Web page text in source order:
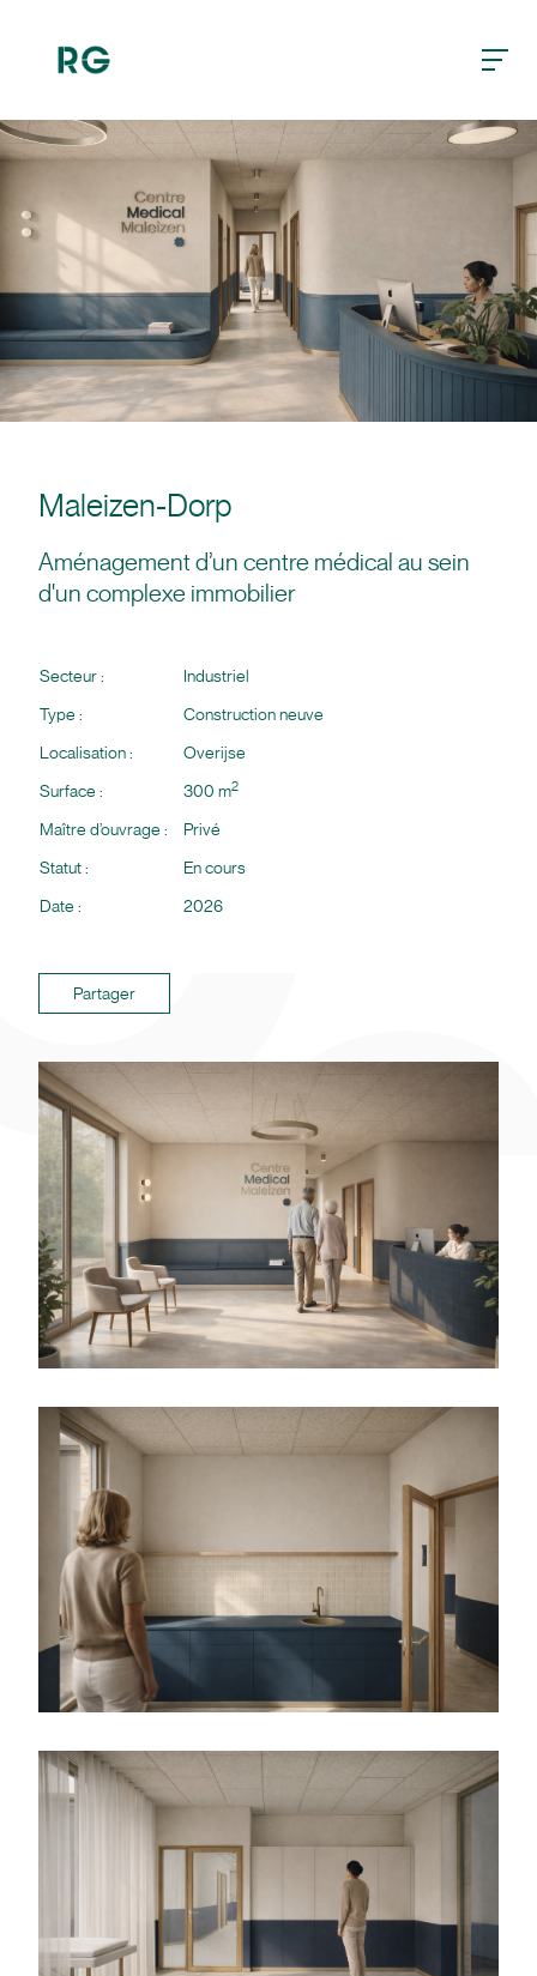
Maleizen-Dorp
Aménagement d’un centre médical au sein
d'un complexe immobilier
Secteur :
Industriel
Type :
Construction neuve
Localisation :
Overijse
Surface :
300 m2
Maître d’ouvrage :
Privé
Statut :
En cours
Date :
2026
Partager